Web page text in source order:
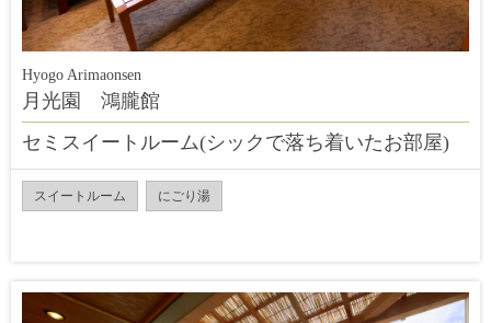
Hyogo Arimaonsen
月光園 鴻朧館
セミスイートルーム(シックで落ち着いたお部屋)
スイートルーム にごり湯